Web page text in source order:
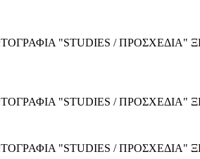
"STUDIES / ΠΡΟΣΧΕΔΙΑ"
"STUDIES / ΠΡΟΣΧΕΔΙΑ"
"STUDIES /